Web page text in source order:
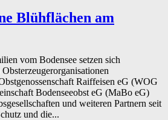
Blühflächen am
vom Bodensee setzen sich
Raiffeisen eG (WOG
Bodenseeobst eG (MaBo eG)
und weiteren Partnern seit
und die...